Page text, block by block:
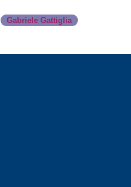
Gabriele Gattiglia